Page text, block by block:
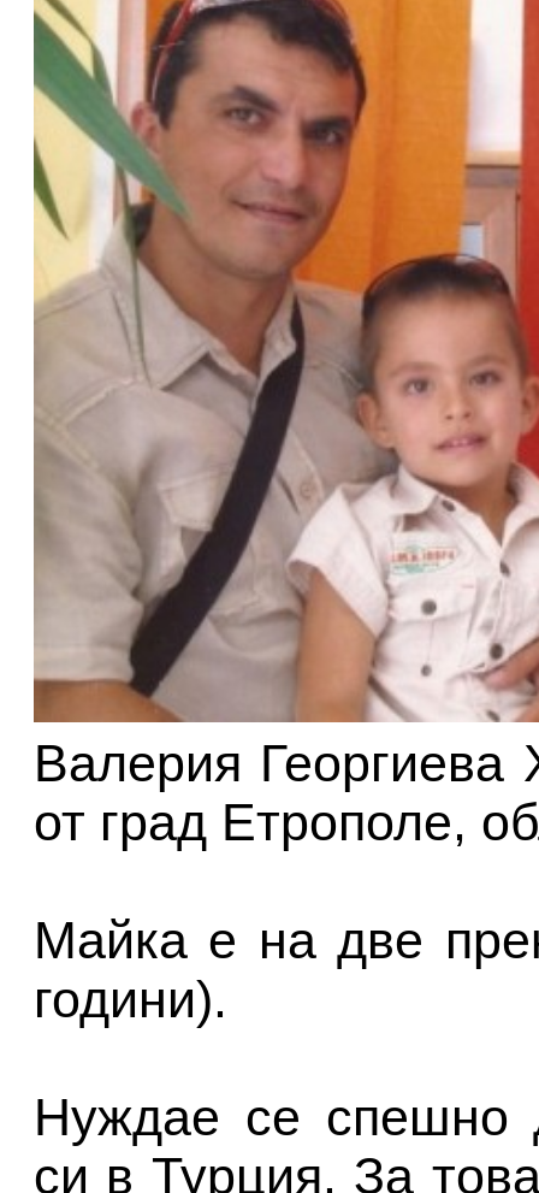
Валерия Георгиева
от град Етрополе,
Майка е на две
години).
Нуждае се спешно
си в Турция. За